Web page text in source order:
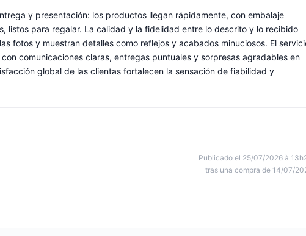
y presentación: los productos llegan rápidamente, con embalaje
listos para regalar. La calidad y la fidelidad entre lo descrito y lo recibido
fotos y muestran detalles como reflejos y acabados minuciosos. El
comunicaciones claras, entregas puntuales y sorpresas agradables en
global de las clientas fortalecen la sensación de fiabilidad y
Publicado el 25/07/2026 à
tras una compra de 14/07/